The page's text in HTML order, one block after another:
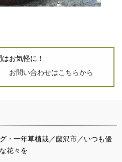
お気軽に！
お問い合わせはこちらから
・一年草植栽／藤沢市／いつも優
花々を